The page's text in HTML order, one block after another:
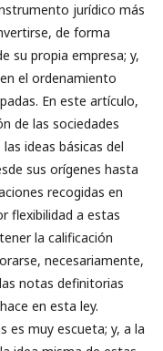
jurídico más
de forma
su propia empresa; y,
el ordenamiento
En este artículo,
de las sociedades
ideas básicas del
sus orígenes hasta
recogidas en
flexibilidad a estas
la calificación
necesariamente,
notas definitorias
en esta ley.
es muy escueta; y, a la